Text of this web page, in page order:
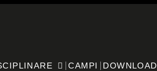
CAMPI DOWNLOAD